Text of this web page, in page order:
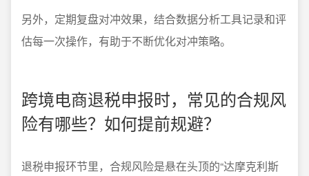
另外，定期复盘对冲效果，结合数据分析工具记录和评
估每一次操作，有助于不断优化对冲策略。
跨境电商退税申报时，常见的合规风
险有哪些？如何提前规避？
退税申报环节里，合规风险是悬在头顶的“达摩克利斯